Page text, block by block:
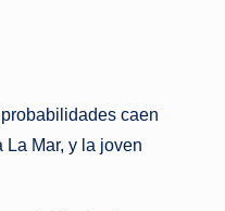
caen
Mar, y la joven